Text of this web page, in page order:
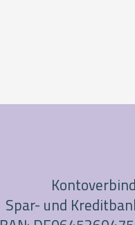
Spar- und